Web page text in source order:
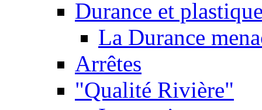
Durance et
La Durance
Arrêtes
"Qualité Rivière"